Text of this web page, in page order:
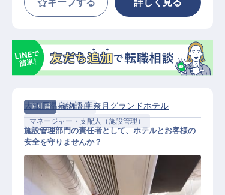
正社員
施設管理
マネージャー・支配人（施設管理）
大江戸温泉物語 宇奈月グランドホテル
施設管理部門の責任者として、ホテルとお客様の
安全を守りませんか？